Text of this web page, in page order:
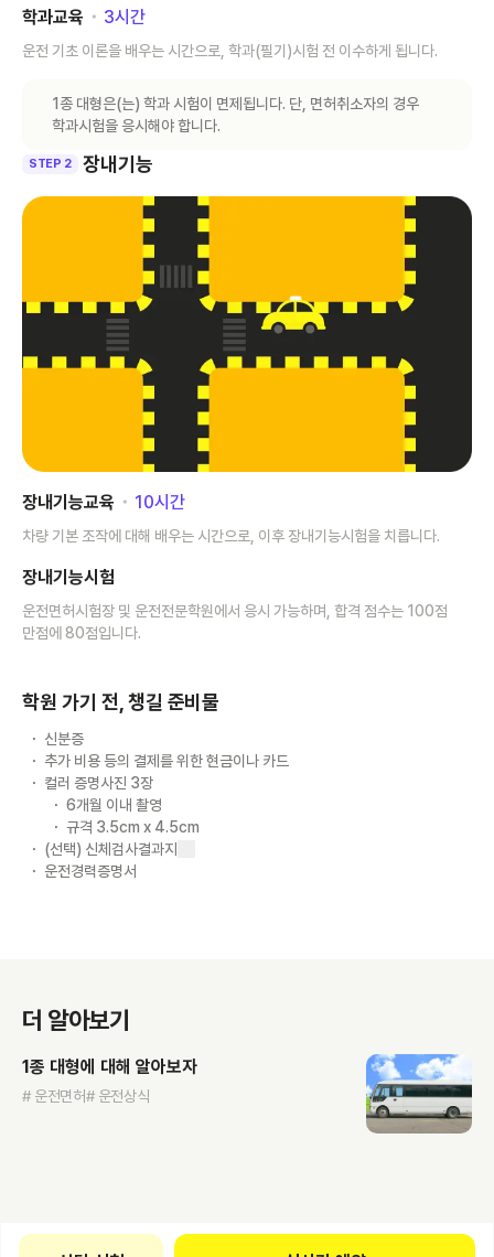
학과교육 ･ 3시간
운전 기초 이론을 배우는 시간으로, 학과(필기)시험 전 이수하게 됩니다.
1종 대형은(는) 학과 시험이 면제됩니다. 단, 면허취소자의 경우
학과시험을 응시해야 합니다.
STEP 2 장내기능
장내기능교육 ･ 10시간
차량 기본 조작에 대해 배우는 시간으로, 이후 장내기능시험을 치릅니다.
장내기능시험
운전면허시험장 및 운전전문학원에서 응시 가능하며, 합격 점수는 100점
만점에 80점입니다.
학원 가기 전, 챙길 준비물
신분증
추가 비용 등의 결제를 위한 현금이나 카드
컬러 증명사진 3장
6개월 이내 촬영
규격 3.5cm x 4.5cm
(선택) 신체검사결과지
운전경력증명서
더 알아보기
1종 대형에 대해 알아보자
# 운전면허# 운전상식